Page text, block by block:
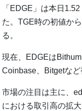
「EDGE」は本日
た。TGE時の初値か
る。
現在、EDGEは
Coinbase、Bitgetなど
市場の注目は主に、
における取引高の拡